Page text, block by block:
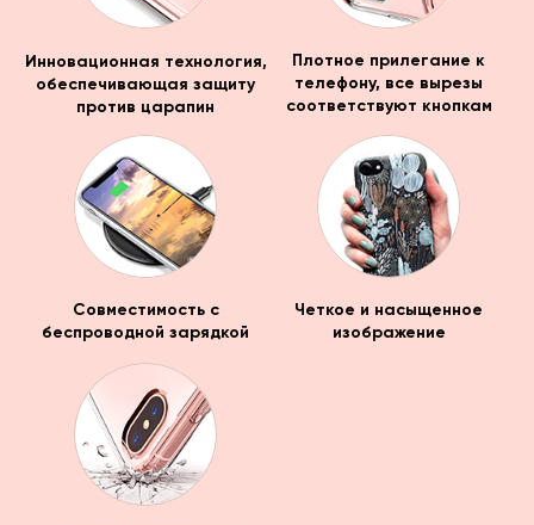
Инновационная технология,
обеспечивающая защиту
против царапин
Плотное прилегание к
телефону, все вырезы
соответствуют кнопкам
Совместимость с
беспроводной зарядкой
Четкое и насыщенное
изображение